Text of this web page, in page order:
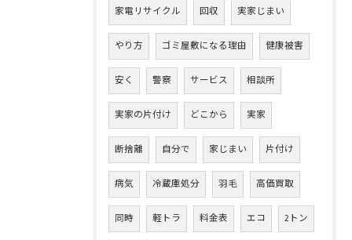
家電リサイクル 回収 実家じまい
やり方 ゴミ屋敷になる理由 健康被害
安く 警察 サービス 相談所
実家の片付け どこから 実家
断捨離 自分で 家じまい 片付け
病気 冷蔵庫処分 羽毛 高価買取
同時 軽トラ 料金表 エコ 2トン